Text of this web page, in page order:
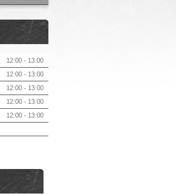
12:00
13:00
12:00
13:00
12:00
13:00
12:00
13:00
12:00
13:00